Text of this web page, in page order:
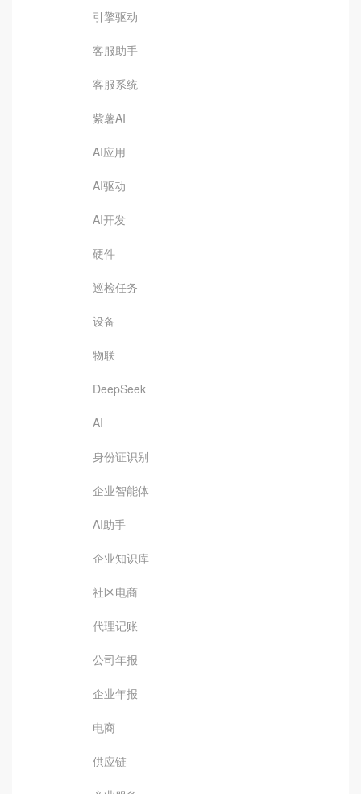
引擎驱动
客服助手
客服系统
紫薯AI
AI应用
AI驱动
AI开发
硬件
巡检任务
设备
物联
DeepSeek
AI
身份证识别
企业智能体
AI助手
企业知识库
社区电商
代理记账
公司年报
企业年报
电商
供应链